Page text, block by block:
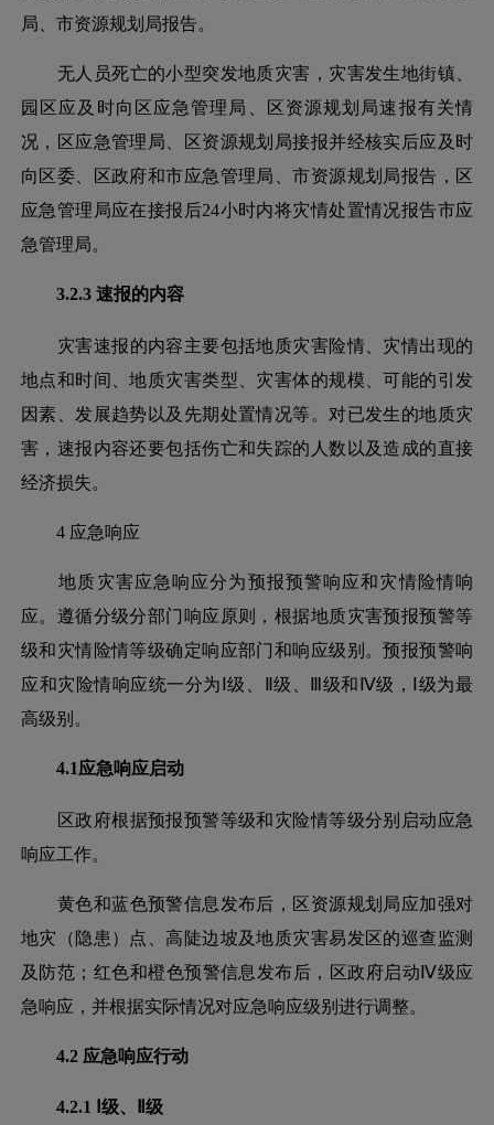
局、市资源规划局报告。
无人员死亡的小型突发地质灾害，灾害发生地街镇、
园区应及时向区应急管理局、区资源规划局速报有关情
况，区应急管理局、区资源规划局接报并经核实后应及时
向区委、区政府和市应急管理局、市资源规划局报告，区
应急管理局应在接报后24小时内将灾情处置情况报告市应
急管理局。
3.2.3 速报的内容
灾害速报的内容主要包括地质灾害险情、灾情出现的
地点和时间、地质灾害类型、灾害体的规模、可能的引发
因素、发展趋势以及先期处置情况等。对已发生的地质灾
害，速报内容还要包括伤亡和失踪的人数以及造成的直接
经济损失。
4 应急响应
地质灾害应急响应分为预报预警响应和灾情险情响
应。遵循分级分部门响应原则，根据地质灾害预报预警等
级和灾情险情等级确定响应部门和响应级别。预报预警响
应和灾险情响应统一分为 Ⅰ级、Ⅱ级、Ⅲ级和Ⅳ级，Ⅰ级为最
高级别。
4.1应急响应启动
区政府根据预报预警等级和灾险情等级分别启动应急
响应工作。
黄色和蓝色预警信息发布后，区资源规划局应加强对
地灾（隐患）点、高陡边坡及地质灾害易发区的巡查监测
及防范；红色和橙色预警信息发布后，区政府启动 Ⅳ级应
急响应，并根据实际情况对应急响应级别进行调整。
4.2 应急响应行动
4.2.1 Ⅰ级、Ⅱ级